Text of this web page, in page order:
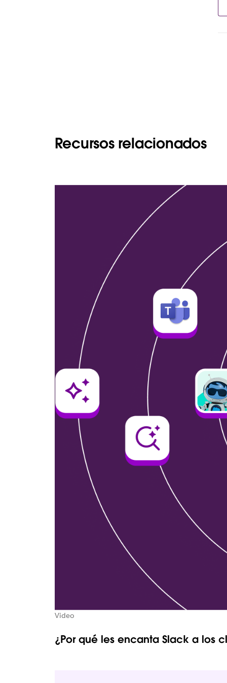
Recursos relacionados
Video
¿Por qué les encanta Slack a los